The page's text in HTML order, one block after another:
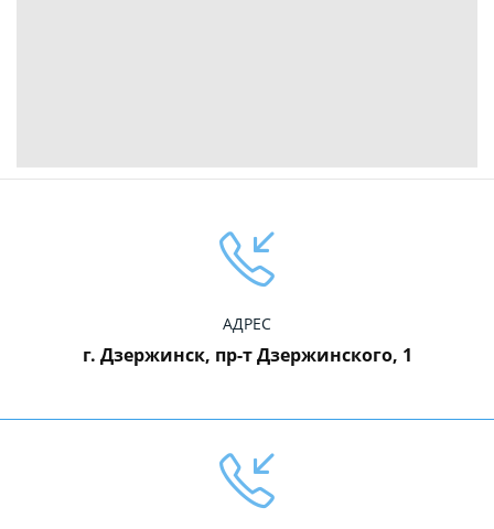
АДРЕС
г. Дзержинск, пр-т Дзержинского, 1